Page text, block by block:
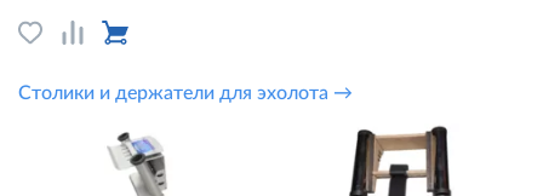
Столики и держатели для эхолота →